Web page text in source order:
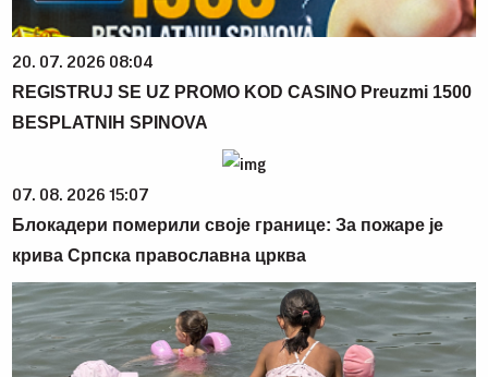
20. 07. 2026 08:04
REGISTRUJ SE UZ PROMO KOD CASINO Preuzmi 1500
BESPLATNIH SPINOVA
07. 08. 2026 15:07
Блокадери померили своје границе: За пожаре је
крива Српска православна црква